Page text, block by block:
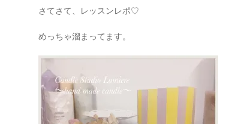
さてさて、レッスンレポ♡
めっちゃ溜まってます。